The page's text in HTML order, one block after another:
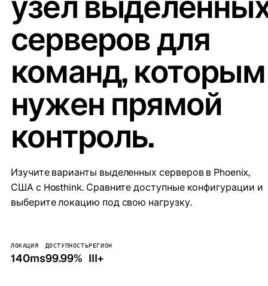
серверов для
команд, которым
нужен прямой
контроль.
Изучите варианты выделенных серверов в Phoenix,
США с Hosthink. Сравните доступные конфигурации и
выберите локацию под свою нагрузку.
ЛОКАЦИЯ
140ms
ДОСТУПНОСТЬ
99.99%
РЕГИОН
III+